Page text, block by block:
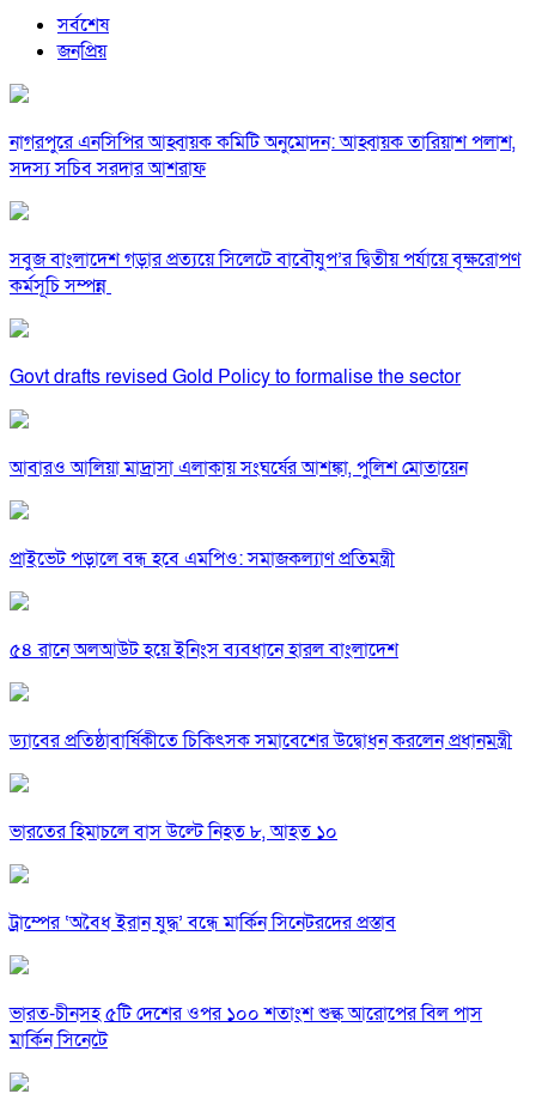
সর্বশেষ
জনপ্রিয়
নাগরপুরে এনসিপির আহ্বায়ক কমিটি অনুমোদন: আহ্বায়ক তারিয়াশ পলাশ,
সদস্য সচিব সরদার আশরাফ
সবুজ বাংলাদেশ গড়ার প্রত্যয়ে সিলেটে বাবৌযুপ’র দ্বিতীয় পর্যায়ে বৃক্ষরোপণ
কর্মসূচি সম্পন্ন
Govt drafts revised Gold Policy to formalise the sector
আবারও আলিয়া মাদ্রাসা এলাকায় সংঘর্ষের আশঙ্কা, পুলিশ মোতায়েন
প্রাইভেট পড়ালে বন্ধ হবে এমপিও: সমাজকল্যাণ প্রতিমন্ত্রী
৫৪ রানে অলআউট হয়ে ইনিংস ব্যবধানে হারল বাংলাদেশ
ড্যাবের প্রতিষ্ঠাবার্ষিকীতে চিকিৎসক সমাবেশের উদ্বোধন করলেন প্রধানমন্ত্রী
ভারতের হিমাচলে বাস উল্টে নিহত ৮, আহত ১০
ট্রাম্পের ‘অবৈধ ইরান যুদ্ধ’ বন্ধে মার্কিন সিনেটরদের প্রস্তাব
ভারত-চীনসহ ৫টি দেশের ওপর ১০০ শতাংশ শুল্ক আরোপের বিল পাস
মার্কিন সিনেটে